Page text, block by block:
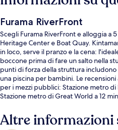
Furama RiverFront
Scegli Furama RiverFront e alloggia a
Heritage Center e Boat Quay.
in loco, serve il pranzo e la cena:
boccone prima di fare un salto nella
punti di forza della struttura
una piscina per bambini. Le
per i mezzi pubblici: Stazione metro di
Stazione metro di Great World a 12
Altre